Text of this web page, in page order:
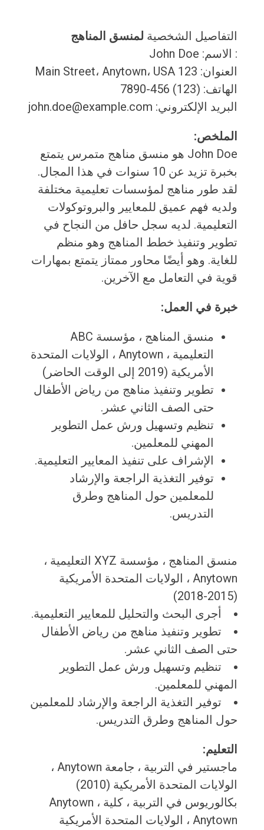
التفاصيل الشخصية لمنسق المناهج
: الاسم: John Doe
العنوان: 123 Main Street، Anytown، USA
الهاتف: (123) 456-7890
البريد الإلكتروني: john.doe@example.com
الملخص:
John Doe هو منسق مناهج متمرس يتمتع
بخبرة تزيد عن 10 سنوات في هذا المجال.
لقد طور مناهج لمؤسسات تعليمية مختلفة
ولديه فهم عميق للمعايير والبروتوكولات
التعليمية. لديه سجل حافل من النجاح في
تطوير وتنفيذ خطط المناهج وهو منظم
للغاية. وهو أيضًا محاور ممتاز يتمتع بمهارات
قوية في التعامل مع الآخرين.
خبرة في العمل:
منسق المناهج ، مؤسسة ABC
التعليمية ، Anytown ، الولايات المتحدة
الأمريكية (2019 إلى الوقت الحاضر)
تطوير وتنفيذ مناهج من رياض الأطفال
حتى الصف الثاني عشر.
تنظيم وتسهيل ورش عمل التطوير
المهني للمعلمين.
الإشراف على تنفيذ المعايير التعليمية.
توفير التغذية الراجعة والإرشاد
للمعلمين حول المناهج وطرق
التدريس.
منسق المناهج ، مؤسسة XYZ التعليمية ،
Anytown ، الولايات المتحدة الأمريكية
(2015-2018)
أجرى البحث والتحليل للمعايير التعليمية.
تطوير وتنفيذ مناهج من رياض الأطفال
حتى الصف الثاني عشر.
تنظيم وتسهيل ورش عمل التطوير
المهني للمعلمين.
توفير التغذية الراجعة والإرشاد للمعلمين
حول المناهج وطرق التدريس.
التعليم:
ماجستير في التربية ، جامعة Anytown ،
الولايات المتحدة الأمريكية (2010)
بكالوريوس في التربية ، كلية Anytown ،
Anytown ، الولايات المتحدة الأمريكية